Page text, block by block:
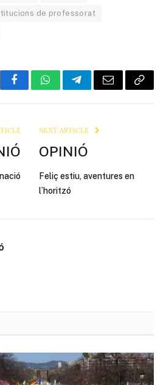
de professorat
FacebookWhatsAppTelegramEmail Copy
NEXT ARTICLE
OPINIÓ
Feliç estiu, aventures en
l’horitzó